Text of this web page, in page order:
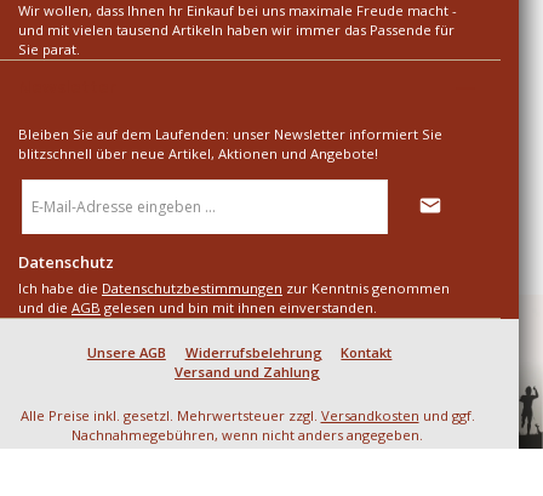
Wir wollen, dass Ihnen hr Einkauf bei uns maximale Freude macht -
und mit vielen tausend Artikeln haben wir immer das Passende für
Sie parat.
Bleiben Sie auf dem Laufenden: unser Newsletter informiert Sie
blitzschnell über neue Artikel, Aktionen und Angebote!
Mail-
Datenschutz
Ich habe die Datenschutzbestimmungen zur Kenntnis genommen
und die AGB gelesen und bin mit ihnen einverstanden.
Unsere AGB Widerrufsbelehrung
Kontakt
Versand und Zahlung
Alle Preise inkl. gesetzl. Mehrwertsteuer zzgl. Versandkosten und ggf.
Nachnahmegebühren, wenn nicht anders angegeben.
© 2026 SD LARP & Mittelalter - Alle Rechte vorbehalten. Theme by